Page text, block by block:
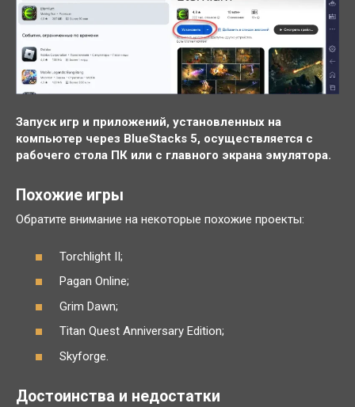
Запуск игр и приложений, установленных на
компьютер через BlueStacks 5, осуществляется с
рабочего стола ПК или с главного экрана эмулятора.
Похожие игры
Обратите внимание на некоторые похожие проекты:
Torchlight II;
Pagan Online;
Grim Dawn;
Titan Quest Anniversary Edition;
Skyforge.
Достоинства и недостатки